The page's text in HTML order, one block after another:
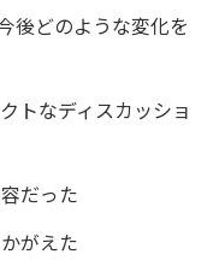
後どのような変化を
トなディスカッショ
だった
がえた